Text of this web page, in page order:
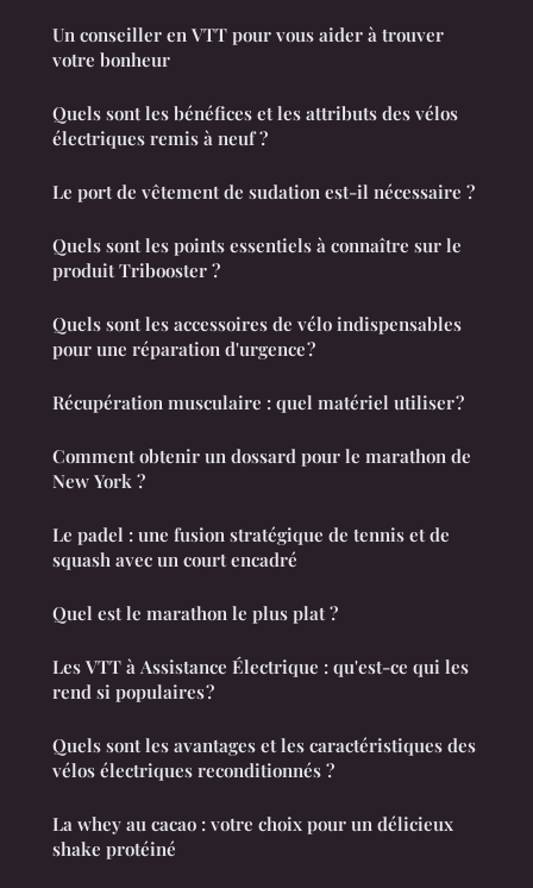
Un conseiller en VTT pour vous aider à trouver
votre bonheur
Quels sont les bénéfices et les attributs des vélos
électriques remis à neuf ?
Le port de vêtement de sudation est-il nécessaire ?
Quels sont les points essentiels à connaître sur le
produit Tribooster ?
Quels sont les accessoires de vélo indispensables
pour une réparation d'urgence ?
Récupération musculaire : quel matériel utiliser ?
Comment obtenir un dossard pour le marathon de
New York ?
Le padel : une fusion stratégique de tennis et de
squash avec un court encadré
Quel est le marathon le plus plat ?
Les VTT à Assistance Électrique : qu'est-ce qui les
rend si populaires ?
Quels sont les avantages et les caractéristiques des
vélos électriques reconditionnés ?
La whey au cacao : votre choix pour un délicieux
shake protéiné